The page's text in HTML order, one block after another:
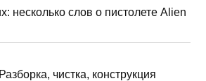
несколько слов о пистолете Alien
чистка, конструкция